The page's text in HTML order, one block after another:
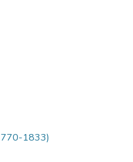
1833)